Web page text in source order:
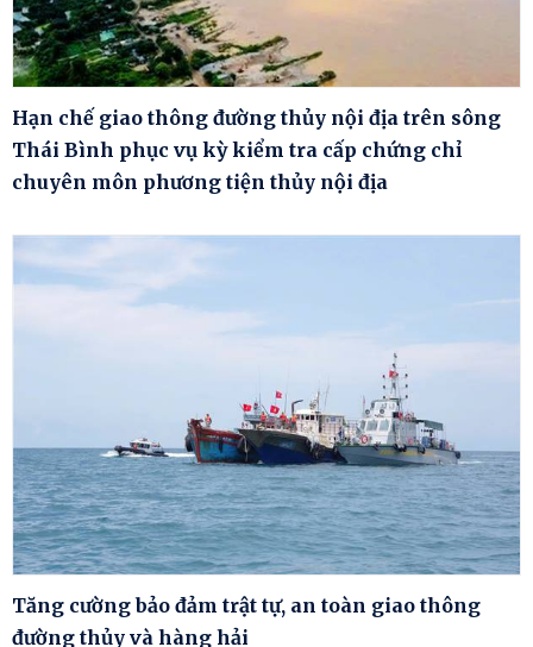
Hạn chế giao thông đường thủy nội địa trên sông
Thái Bình phục vụ kỳ kiểm tra cấp chứng chỉ
chuyên môn phương tiện thủy nội địa
Tăng cường bảo đảm trật tự, an toàn giao thông
đường thủy và hàng hải